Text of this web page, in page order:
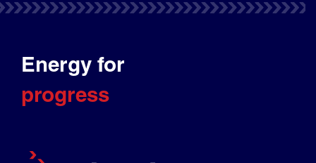
Energy for
progress